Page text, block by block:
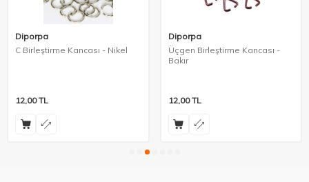
Diporpa
C Birleştirme Kancası - Nikel
12,00TL
Diporpa
Üçgen Birleştirme Kancası -
Bakır
12,00TL